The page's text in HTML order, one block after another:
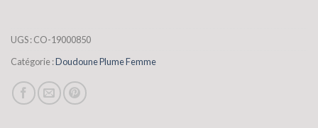
UGS :CO-19000850
Catégorie :Doudoune Plume Femme